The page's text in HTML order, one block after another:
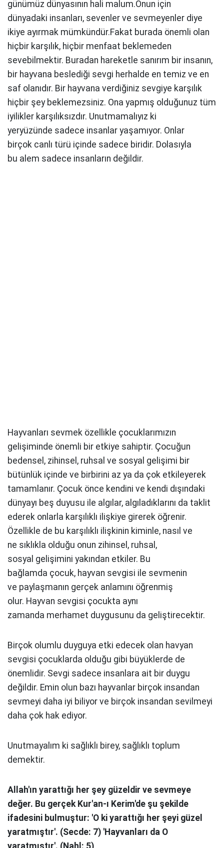
günümüz dünyasının hali malum.Onun için
dünyadaki insanları, sevenler ve sevmeyenler diye
ikiye ayırmak mümkündür.Fakat burada önemli olan
hiçbir karşılık, hiçbir menfaat beklemeden
sevebilmektir. Buradan hareketle sanırım bir insanın,
bir hayvana beslediği sevgi herhalde en temiz ve en
saf olanıdır. Bir hayvana verdiğiniz sevgiye karşılık
hiçbir şey beklemezsiniz. Ona yapmış olduğunuz tüm
iyilikler karşılıksızdır. Unutmamalıyız ki
yeryüzünde sadece insanlar yaşamıyor. Onlar
birçok canlı türü içinde sadece biridir. Dolasıyla
bu alem sadece insanların değildir.
Hayvanları sevmek özellikle çocuklarımızın
gelişiminde önemli bir etkiye sahiptir. Çocuğun
bedensel, zihinsel, ruhsal ve sosyal gelişimi bir
bütünlük içinde ve birbirini az ya da çok etkileyerek
tamamlanır. Çocuk önce kendini ve kendi dışındaki
dünyayı beş duyusu ile algılar, algıladıklarını da taklit
ederek onlarla karşılıklı ilişkiye girerek öğrenir.
Özellikle de bu karşılıklı ilişkinin kiminle, nasıl ve
ne sıklıkla olduğu onun zihinsel, ruhsal,
sosyal gelişimini yakından etkiler. Bu
bağlamda çocuk, hayvan sevgisi ile sevmenin
ve paylaşmanın gerçek anlamını öğrenmiş
olur. Hayvan sevgisi çocukta aynı
zamanda merhamet duygusunu da geliştirecektir.
Birçok olumlu duyguya etki edecek olan havyan
sevgisi çocuklarda olduğu gibi büyüklerde de
önemlidir. Sevgi sadece insanlara ait bir duygu
değildir. Emin olun bazı hayvanlar birçok insandan
sevmeyi daha iyi biliyor ve birçok insandan sevilmeyi
daha çok hak ediyor.
Unutmayalım ki sağlıklı birey, sağlıklı toplum
demektir.
Allah'ın yarattığı her şey güzeldir ve sevmeye
değer. Bu gerçek Kur'an-ı Kerim'de şu şekilde
ifadesini bulmuştur: 'O ki yarattığı her şeyi güzel
yaratmıştır'. (Secde: 7) 'Hayvanları da O
yaratmıştır'. (Nahl: 5)